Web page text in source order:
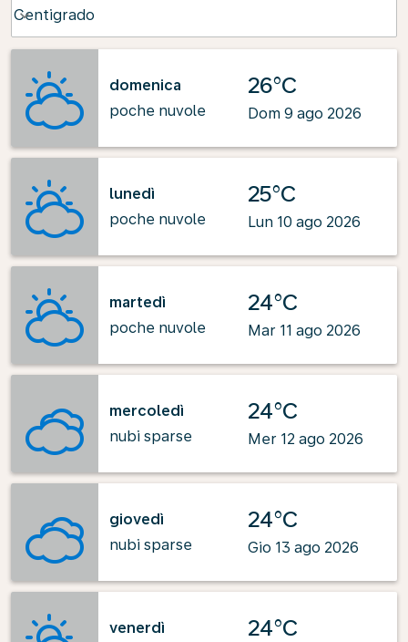
Centigrado
keyboard_arrow_down
domenica
poche nuvole
26°C
Dom 9 ago 2026
lunedì
poche nuvole
25°C
Lun 10 ago 2026
martedì
poche nuvole
24°C
Mar 11 ago 2026
mercoledì
nubi sparse
24°C
Mer 12 ago 2026
giovedì
nubi sparse
24°C
Gio 13 ago 2026
venerdì
24°C